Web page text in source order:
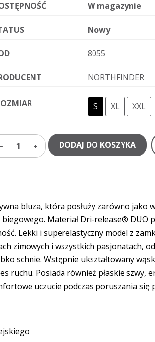
W magazynie
Nowy
8055
NORTHFINDER
S XL XXL
1 DODAJ DO KOSZYKA
bluza, która posłuży zarówno jako
Materiał Dri-release® DUO
Lekki i superelastyczny model z
zimowych i wszystkich pasjonatach,
schnie. Wstępnie ukształtowany
ruchu. Posiada również płaskie szwy,
uczucie podczas poruszania się